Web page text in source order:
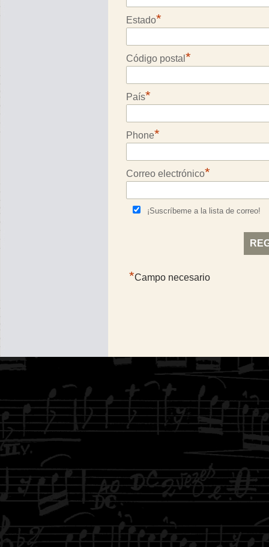
Estado*
Código postal *
País*
Phone*
Correo electrónico*
¡Suscríbeme a la lista de correo!
*Campo necesario